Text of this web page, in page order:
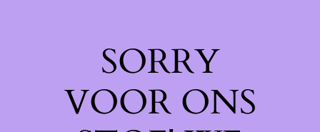
SORRY
VOOR ONS